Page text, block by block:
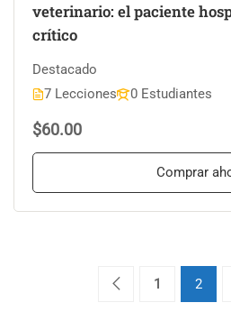
veterinario: el paciente
crítico
Destacado
7 Lecciones
0 Estudiantes
$60.00
Comprar
1 2